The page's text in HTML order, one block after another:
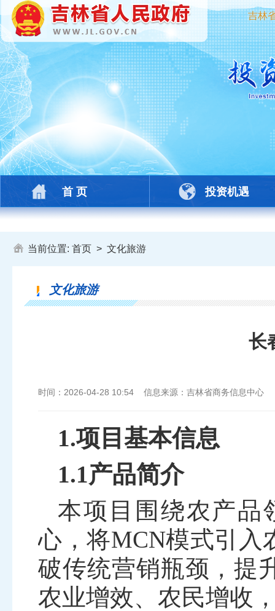
吉林
首 页 投资机遇
当前位置: 首页 > 文化旅游
文化旅游
长
时间：2026-04-28 10:54 信息来源：吉林省商务信息中心
1.项目基本信息
1.1产品简介
本项目围绕农产品
心，将MCN模式引入
破传统营销瓶颈，提
农业增效、农民增收